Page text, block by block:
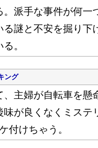
派手な事件が何一
る謎と不安を掘り下
。
ング
、主婦が自転車を
味が良くなくミステ
付けちゃう。